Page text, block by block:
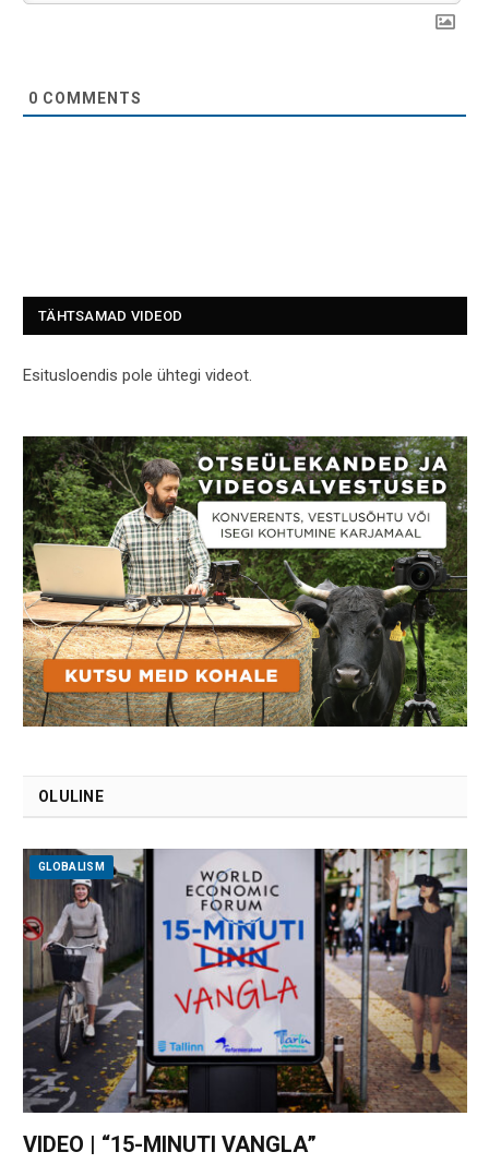
0 COMMENTS
TÄHTSAMAD VIDEOD
Esitusloendis pole ühtegi videot.
OLULINE
GLOBALISM
VIDEO | “15-MINUTI VANGLA”